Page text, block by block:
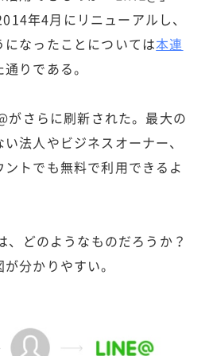
年4月にリニューアルし、
なったことについては本連
りである。
さらに刷新された。最大の
法人やビジネスオーナー、
トでも無料で利用できるよ
どのようなものだろうか？
分かりやすい。